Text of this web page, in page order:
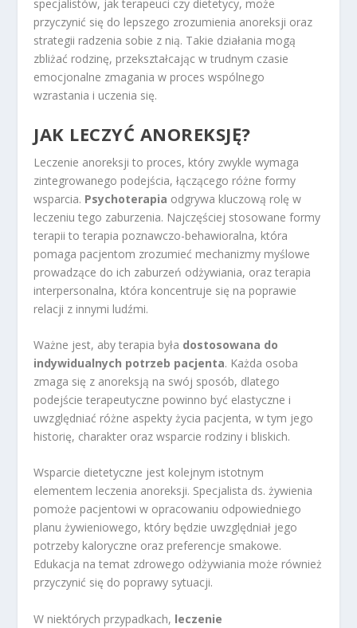
specjalistów, jak terapeuci czy dietetycy, może
przyczynić się do lepszego zrozumienia anoreksji oraz
strategii radzenia sobie z nią. Takie działania mogą
zbliżać rodzinę, przekształcając w trudnym czasie
emocjonalne zmagania w proces wspólnego
wzrastania i uczenia się.
JAK LECZYĆ ANOREKSJĘ?
Leczenie anoreksji to proces, który zwykle wymaga
zintegrowanego podejścia, łączącego różne formy
wsparcia. Psychoterapia odgrywa kluczową rolę w
leczeniu tego zaburzenia. Najczęściej stosowane formy
terapii to terapia poznawczo-behawioralna, która
pomaga pacjentom zrozumieć mechanizmy myślowe
prowadzące do ich zaburzeń odżywiania, oraz terapia
interpersonalna, która koncentruje się na poprawie
relacji z innymi ludźmi.
Ważne jest, aby terapia była dostosowana do
indywidualnych potrzeb pacjenta. Każda osoba
zmaga się z anoreksją na swój sposób, dlatego
podejście terapeutyczne powinno być elastyczne i
uwzględniać różne aspekty życia pacjenta, w tym jego
historię, charakter oraz wsparcie rodziny i bliskich.
Wsparcie dietetyczne jest kolejnym istotnym
elementem leczenia anoreksji. Specjalista ds. żywienia
pomoże pacjentowi w opracowaniu odpowiedniego
planu żywieniowego, który będzie uwzględniał jego
potrzeby kaloryczne oraz preferencje smakowe.
Edukacja na temat zdrowego odżywiania może również
przyczynić się do poprawy sytuacji.
W niektórych przypadkach, leczenie